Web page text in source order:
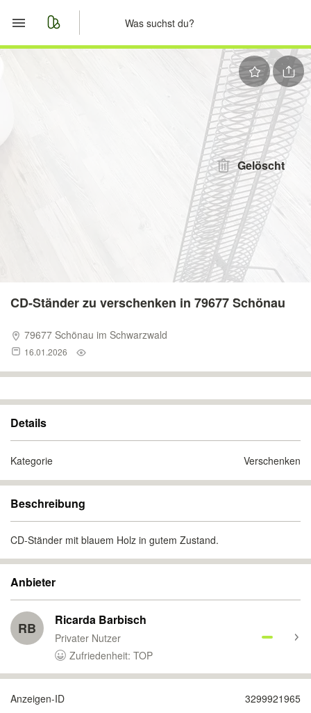
Gelöscht
CD-Ständer zu verschenken in 79677 Schönau
79677 Schönau im Schwarzwald
16.01.2026
Details
Kategorie Verschenken
Beschreibung
CD-Ständer mit blauem Holz in gutem Zustand.
Anbieter
RB Ricarda Barbisch
Privater Nutzer
Zufriedenheit: TOP
Anzeigen-ID 3299921965